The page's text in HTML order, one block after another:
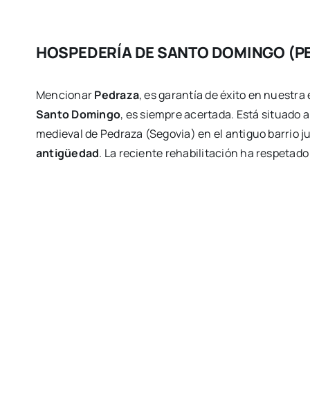
HOSPEDERÍA DE SANTO DOMINGO
MencionarPedraza, es garantía de éxito en nuestra
SantoDomingo, es siempre acertada. Está situado
medieval de Pedraza (Segovia) en el antiguo barrio
antigüedad. La reciente rehabilitación ha